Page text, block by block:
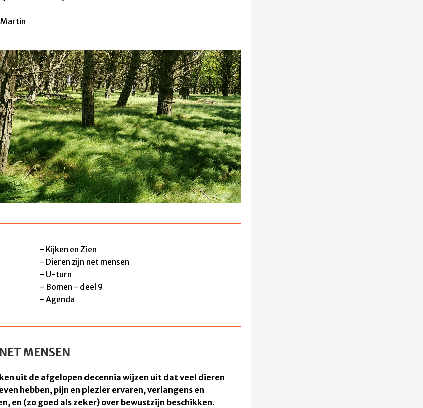
Martin
- Kijken en Zien
- Dieren zijn net mensen
- U-turn
- Bomen - deel 9
- Agenda
MENSEN
uit de afgelopen decennia wijzen uit dat veel dieren
hebben, pijn en plezier ervaren, verlangens en
en (zo goed als zeker) over bewustzijn beschikken.